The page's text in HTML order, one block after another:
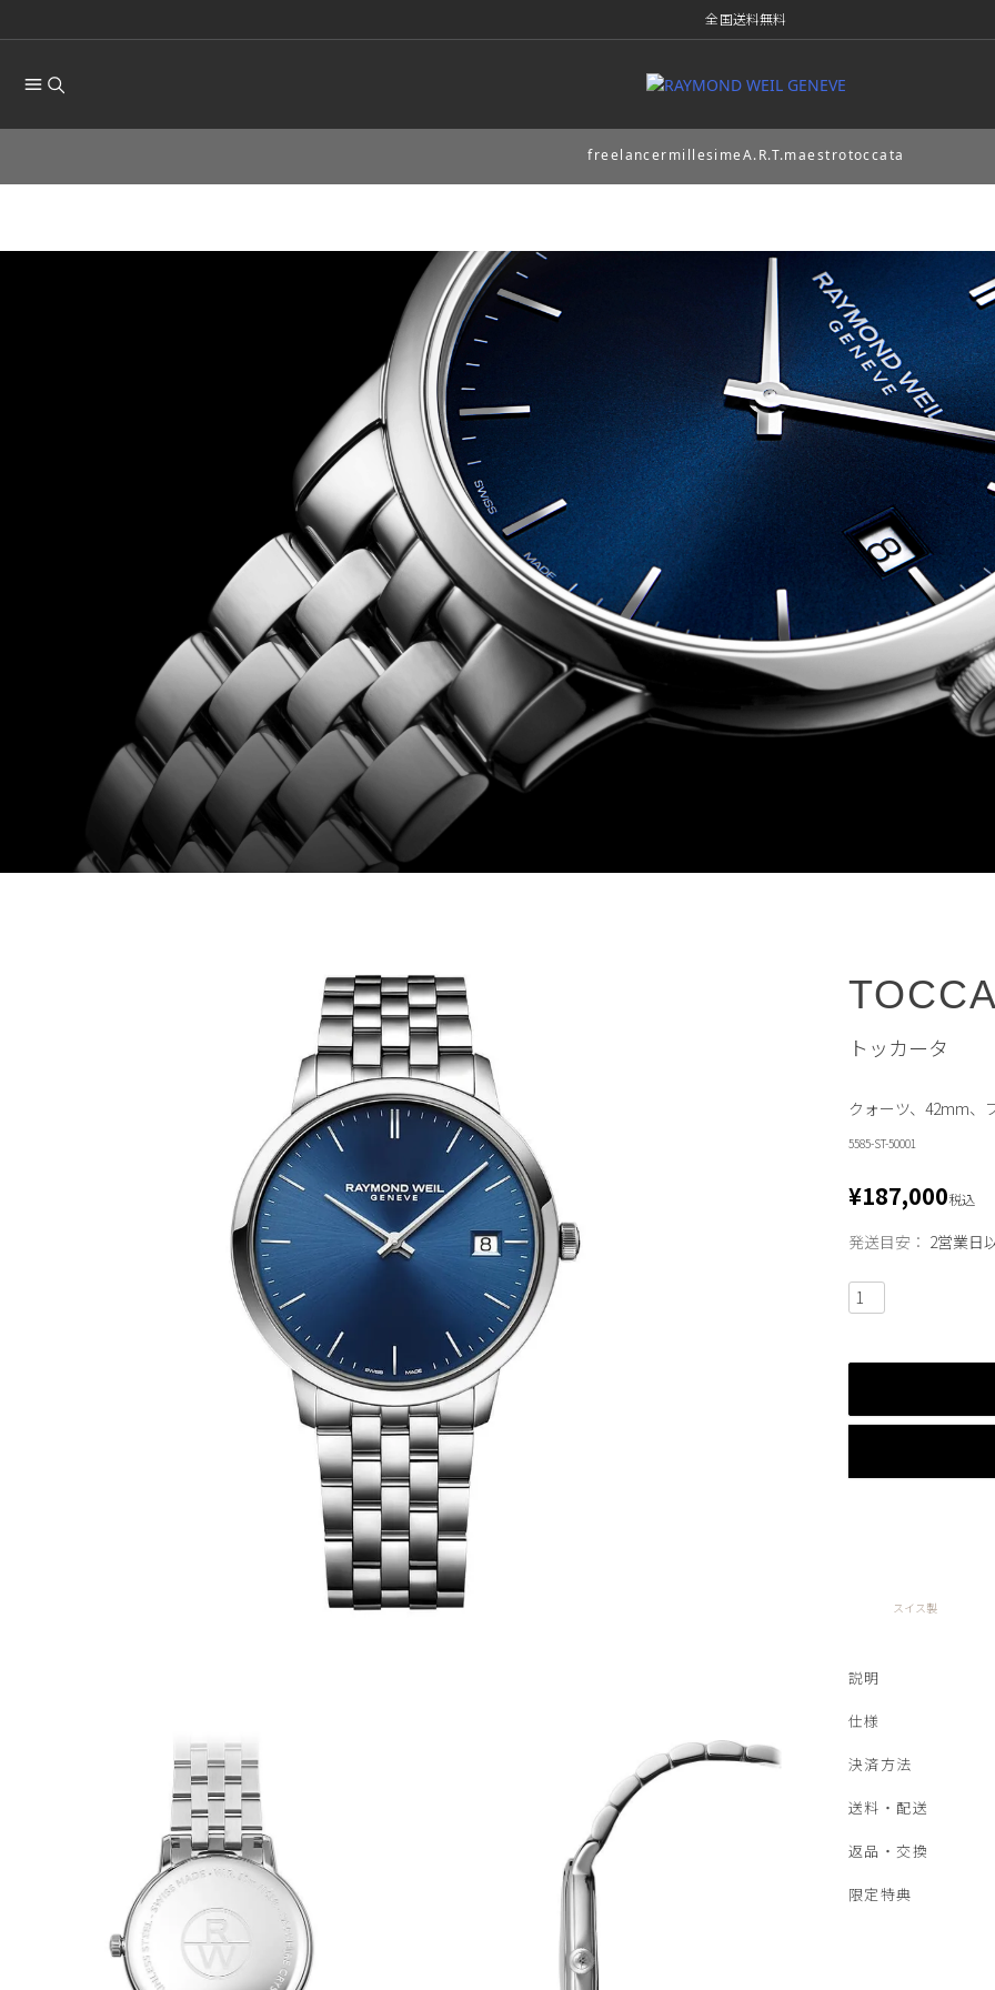
全国送料無料
freelancermillesimeA.R.T.maestrotoccata
トッカータ
クォーツ、42mm、
5585-ST-50001
¥187,000税込
発送目安： 2営業日
スイス製
説明
仕様
決済方法
送料・配送
返品・交換
限定特典